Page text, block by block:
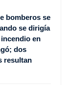
bomberos se
se dirigía
en
dos
resultan